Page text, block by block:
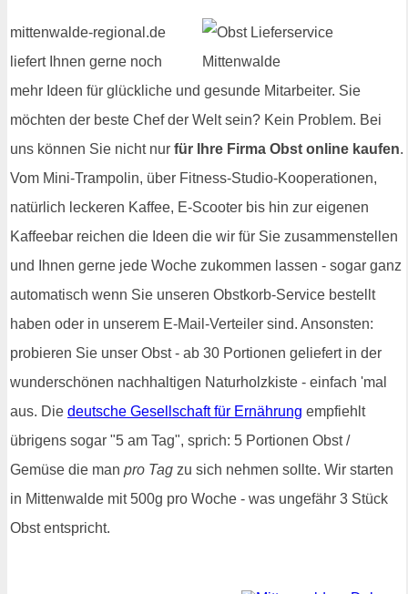
mittenwalde-regional.de
liefert Ihnen gerne noch
mehr Ideen für glückliche und gesunde Mitarbeiter. Sie
möchten der beste Chef der Welt sein? Kein Problem. Bei
uns können Sie nicht nur für Ihre Firma Obst online kaufen.
Vom Mini-Trampolin, über Fitness-Studio-Kooperationen,
natürlich leckeren Kaffee, E-Scooter bis hin zur eigenen
Kaffeebar reichen die Ideen die wir für Sie zusammenstellen
und Ihnen gerne jede Woche zukommen lassen - sogar ganz
automatisch wenn Sie unseren Obstkorb-Service bestellt
haben oder in unserem E-Mail-Verteiler sind. Ansonsten:
probieren Sie unser Obst - ab 30 Portionen geliefert in der
wunderschönen nachhaltigen Naturholzkiste - einfach 'mal
aus. Die deutsche Gesellschaft für Ernährung empfiehlt
übrigens sogar "5 am Tag", sprich: 5 Portionen Obst /
Gemüse die man pro Tag zu sich nehmen sollte. Wir starten
in Mittenwalde mit 500g pro Woche - was ungefähr 3 Stück
Obst entspricht.